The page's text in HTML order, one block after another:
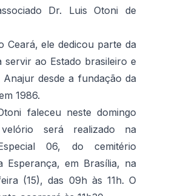
Dr. Luis Otoni de
Ceará, ele dedicou parte da
servir ao Estado brasileiro e
desde a fundação da
1986.
faleceu neste domingo
será realizado na
06, do cemitério
Esperança, em Brasília, na
(15), das 09h às 11h. O